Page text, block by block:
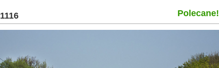
Polecane!
1116